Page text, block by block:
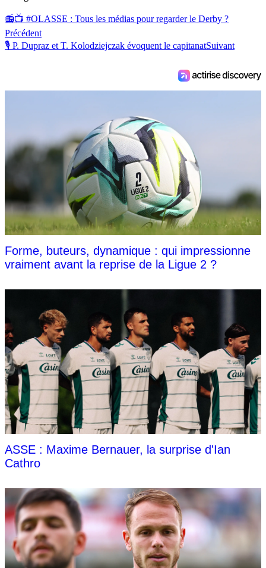
📻📺 #OLASSE : Tous les médias pour regarder le Derby ?
Précédent
🎙 P. Dupraz et T. Kolodziejczak évoquent le capitanatSuivant
Forme, buteurs, dynamique : qui impressionne
vraiment avant la reprise de la Ligue 2 ?
ASSE : Maxime Bernauer, la surprise d'Ian
Cathro